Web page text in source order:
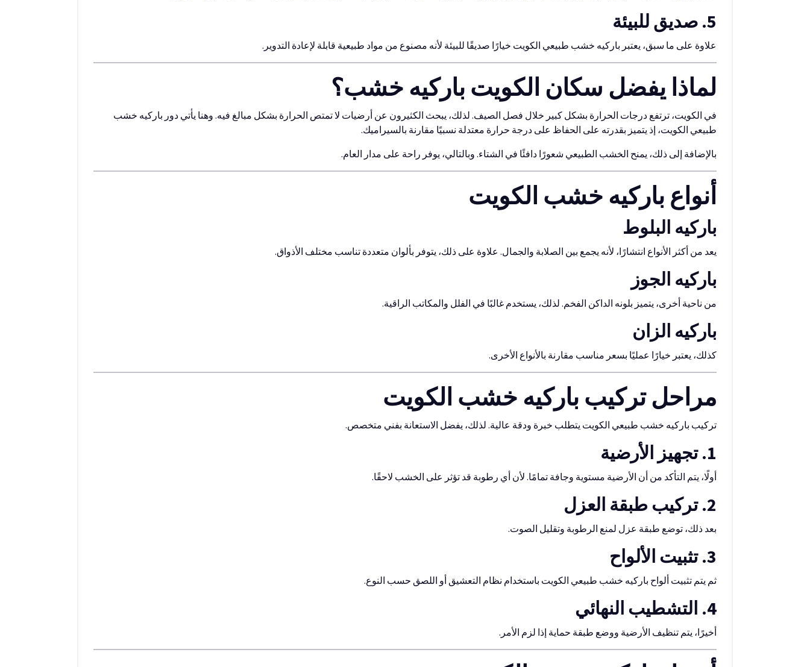
5. صديق للبيئة
علاوة على ما سبق، يعتبر باركيه خشب طبيعي الكويت خيارًا صديقًا للبيئة لأنه مصنوع من مواد طبيعية قابلة لإعادة التدوير.
لماذا يفضل سكان الكويت باركيه خشب؟
في الكويت، ترتفع درجات الحرارة بشكل كبير خلال فصل الصيف. لذلك، يبحث الكثيرون عن أرضيات لا تمتص الحرارة بشكل مبالغ فيه. وهنا يأتي دور باركيه خشب
طبيعي الكويت، إذ يتميز بقدرته على الحفاظ على درجة حرارة معتدلة نسبيًا مقارنة بالسيراميك.
بالإضافة إلى ذلك، يمنح الخشب الطبيعي شعورًا دافئًا في الشتاء. وبالتالي، يوفر راحة على مدار العام.
أنواع باركيه خشب الكويت
باركيه البلوط
يعد من أكثر الأنواع انتشارًا، لأنه يجمع بين الصلابة والجمال. علاوة على ذلك، يتوفر بألوان متعددة تناسب مختلف الأذواق.
باركيه الجوز
من ناحية أخرى، يتميز بلونه الداكن الفخم. لذلك، يستخدم غالبًا في الفلل والمكاتب الراقية.
باركيه الزان
كذلك، يعتبر خيارًا عمليًا بسعر مناسب مقارنة بالأنواع الأخرى.
مراحل تركيب باركيه خشب الكويت
تركيب باركيه خشب طبيعي الكويت يتطلب خبرة ودقة عالية. لذلك، يفضل الاستعانة بفني متخصص.
1. تجهيز الأرضية
أولًا، يتم التأكد من أن الأرضية مستوية وجافة تمامًا. لأن أي رطوبة قد تؤثر على الخشب لاحقًا.
2. تركيب طبقة العزل
بعد ذلك، توضع طبقة عزل لمنع الرطوبة وتقليل الصوت.
3. تثبيت الألواح
ثم يتم تثبيت ألواح باركيه خشب طبيعي الكويت باستخدام نظام التعشيق أو اللصق حسب النوع.
4. التشطيب النهائي
أخيرًا، يتم تنظيف الأرضية ووضع طبقة حماية إذا لزم الأمر.